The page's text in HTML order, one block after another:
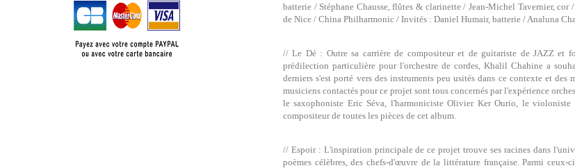
batterie / Stéphane Chausse, flûtes & clarinette / Jean-Michel Tavernier,
de Nice / China Philharmonic / Invités : Daniel Humair, batterie / Analuna
// Le Dé : Outre sa carrière de compositeur et de guitariste de JAZZ et
prédilection particulière pour l'orchestre de cordes, Khalil Chahine a
derniers s'est porté vers des instruments peu usités dans ce contexte et
musiciens contactés pour ce projet sont tous concernés par l'expérience
le saxophoniste Eric Séva, l'harmoniciste Olivier Ker Ourio, le
compositeur de toutes les pièces de cet album.
// Espoir : L'inspiration principale de ce projet trouve ses racines dans
poèmes célèbres, des chefs-d'œuvre de la littérature française. Parmi